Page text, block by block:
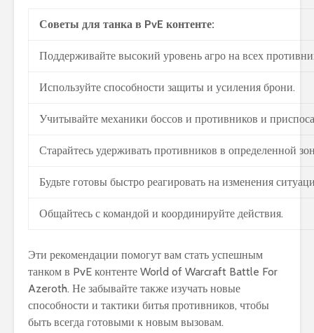
Советы для танка в PvE контенте:
Поддерживайте высокий уровень агро на всех
Используйте способности защиты и усиления брони.
Учитывайте механики боссов и противников и
Старайтесь удерживать противников в определенной
Будьте готовы быстро реагировать на изменения
Общайтесь с командой и координируйте действия.
Эти рекомендации помогут вам стать успешным
танком в PvE контенте World of Warcraft Battle For
Azeroth. Не забывайте также изучать новые
способности и тактики битья противников, чтобы
быть всегда готовыми к новым вызовам.